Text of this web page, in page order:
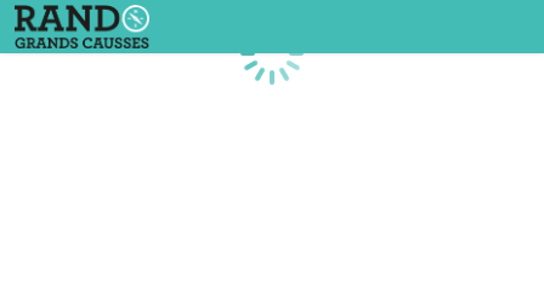
Chargement